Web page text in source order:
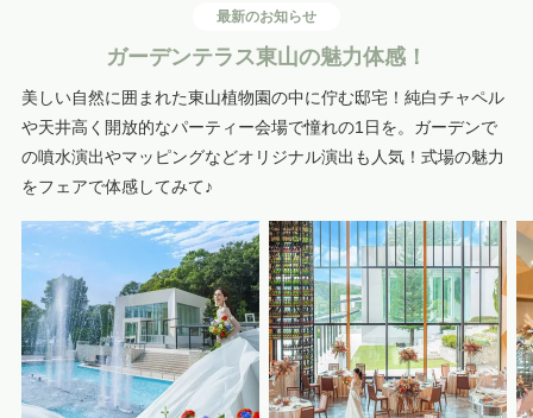
最新のお知らせ
ガーデンテラス東山の魅力体感！
美しい自然に囲まれた東山植物園の中に佇む邸宅！純白チャペル
や天井高く開放的なパーティー会場で憧れの1日を。ガーデンで
の噴水演出やマッピングなどオリジナル演出も人気！式場の魅力
をフェアで体感してみて♪